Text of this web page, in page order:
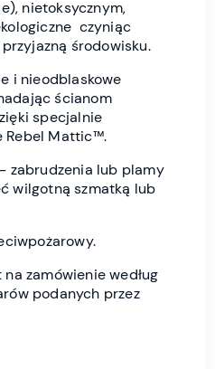
nietoksycznym,
czyniąc
środowisku.
i nieodblaskowe
ścianom
specjalnie
Rebel Mattic™.
zabrudzenia lub plamy
wilgotną szmatką lub
zamówienie według
podanych przez